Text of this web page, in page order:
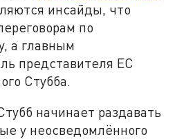
инсайды, что
по
а главным
представителя ЕС
Стубба.
начинает раздавать
у неосведомлённого